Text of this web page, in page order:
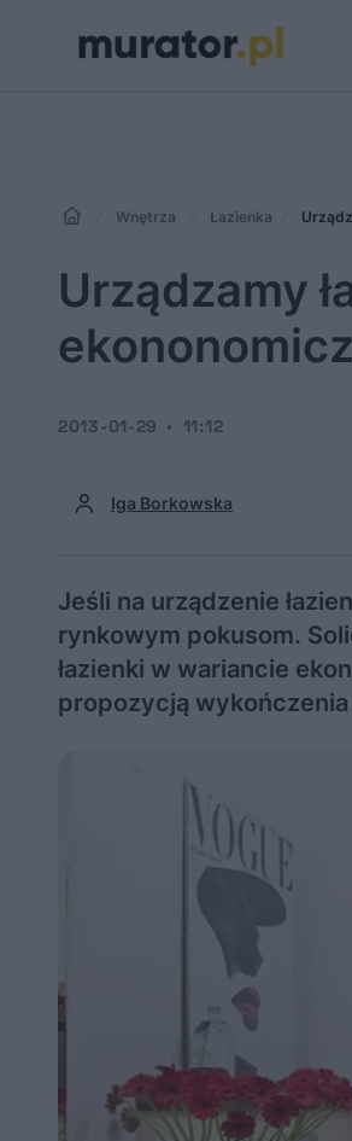
Wnętrza Łazienka
Urządzamy
Iga Borkowska
2013-01-29 11:12
Jeśli na urządzenie
rynkowym pokusom.
łazienki w wariancie
propozycją